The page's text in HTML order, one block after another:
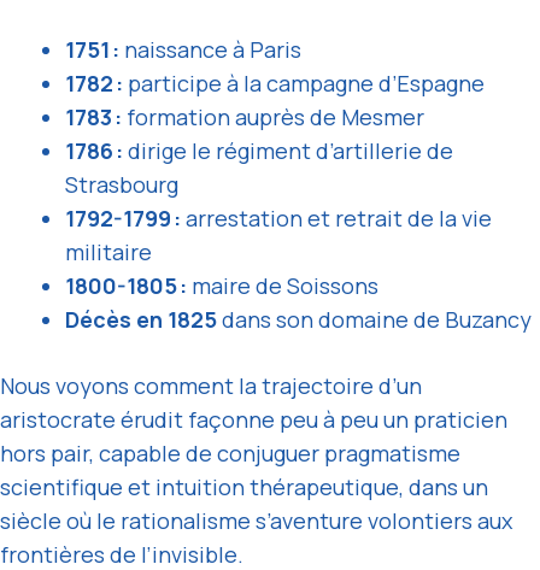
1751 : naissance à Paris
1782 : participe à la campagne d’Espagne
1783 : formation auprès de Mesmer
1786 : dirige le régiment d’artillerie de
Strasbourg
1792-1799 : arrestation et retrait de la vie
militaire
1800-1805 : maire de Soissons
Décès en 1825dans son domaine de Buzancy
Nous voyons comment la trajectoire d’un
aristocrate érudit façonne peu à peu un praticien
hors pair, capable de conjuguer pragmatisme
scientifique et intuition thérapeutique, dans un
siècle où le rationalisme s’aventure volontiers aux
frontières de l’invisible.